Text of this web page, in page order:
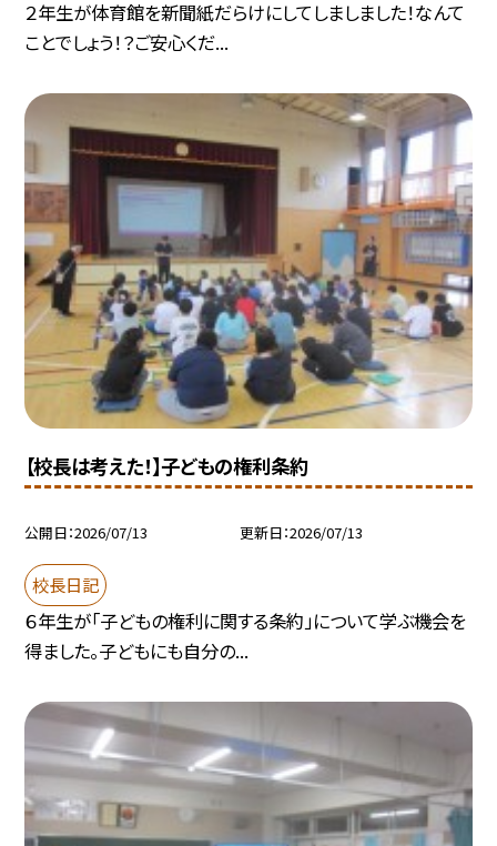
２年生が体育館を新聞紙だらけにしてしましました！なんて
ことでしょう！？ご安心くだ...
【校長は考えた！】子どもの権利条約
公開日 2026/07/13 更新日 2026/07/13
校長日記
６年生が「子どもの権利に関する条約」について学ぶ機会を
得ました。子どもにも自分の...